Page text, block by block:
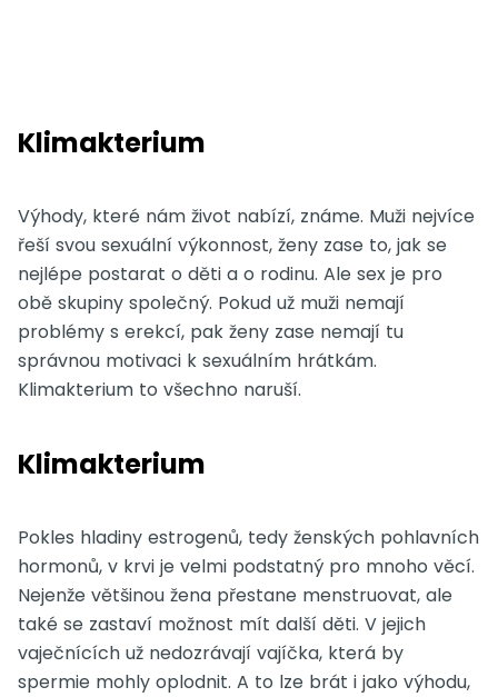
Klimakterium
Výhody, které nám život nabízí, známe. Muži nejvíce
řeší svou sexuální výkonnost, ženy zase to, jak se
nejlépe postarat o děti a o rodinu. Ale sex je pro
obě skupiny společný. Pokud už muži nemají
problémy s erekcí, pak ženy zase nemají tu
správnou motivaci k sexuálním hrátkám.
Klimakterium to všechno naruší.
Klimakterium
Pokles hladiny estrogenů, tedy ženských pohlavních
hormonů, v krvi je velmi podstatný pro mnoho věcí.
Nejenže většinou žena přestane menstruovat, ale
také se zastaví možnost mít další děti. V jejich
vaječnících už nedozrávají vajíčka, která by
spermie mohly oplodnit. A to lze brát i jako výhodu,